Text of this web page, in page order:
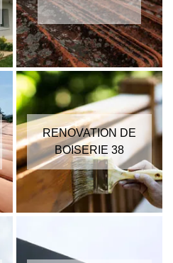
RENOVATION DE
BOISERIE 38